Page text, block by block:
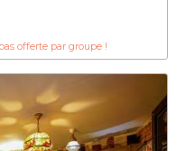
offerte par groupe !